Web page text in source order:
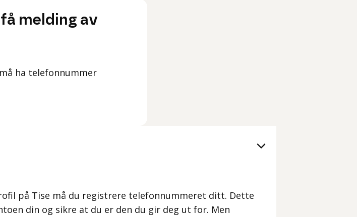
melding av
ha telefonnummer
på Tise må du registrere telefonnummeret ditt. Dette
din og sikre at du er den du gir deg ut for. Men